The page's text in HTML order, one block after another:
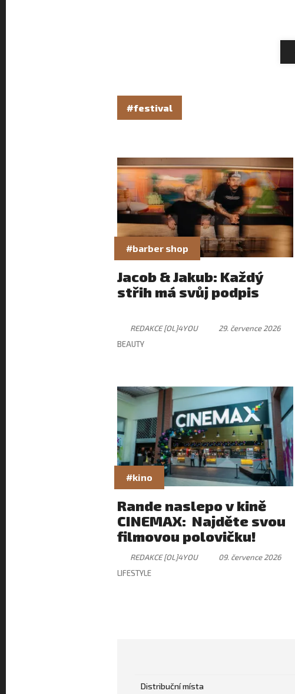
#festival
#barber shop
Jacob & Jakub: Každý
střih má svůj podpis
REDAKCE [OL]4YOU
29. července 2026
BEAUTY
#kino
Rande naslepo v kině
CINEMAX: Najděte svou
filmovou polovičku!
REDAKCE [OL]4YOU
09. července 2026
LIFESTYLE
Distribuční místa